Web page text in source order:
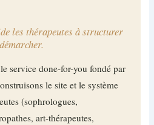
les thérapeutes à structurer
service done-for-you fondé par
le site et le système
(sophrologues,
art-thérapeutes,